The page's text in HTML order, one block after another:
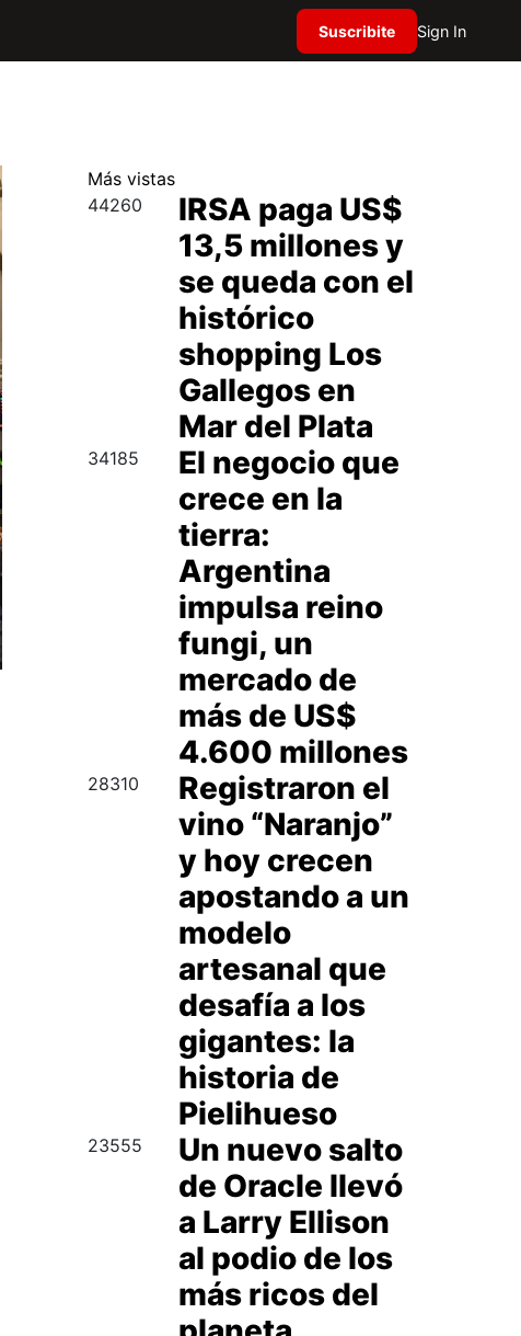
Suscribite Sign In
Más vistas
44260
IRSA paga US$
13,5 millones y
se queda con el
histórico
shopping Los
Gallegos en
Mar del Plata
34185
El negocio que
crece en la
tierra:
Argentina
impulsa reino
fungi, un
mercado de
más de US$
4.600 millones
28310
Registraron el
vino “Naranjo”
y hoy crecen
apostando a un
modelo
artesanal que
desafía a los
gigantes: la
historia de
Pielihueso
23555
Un nuevo salto
de Oracle llevó
a Larry Ellison
al podio de los
más ricos del